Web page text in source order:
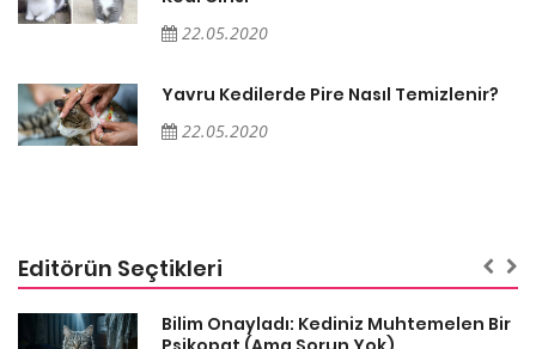
22.05.2020
Yavru Kedilerde Pire Nasıl Temizlenir?
22.05.2020
Editörün Seçtikleri
Bilim Onayladı: Kediniz Muhtemelen Bir